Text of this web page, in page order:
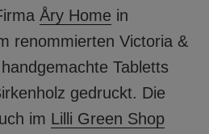
Åry Home in
renommierten Victoria &
Tabletts
gedruckt. Die
im Lilli Green Shop